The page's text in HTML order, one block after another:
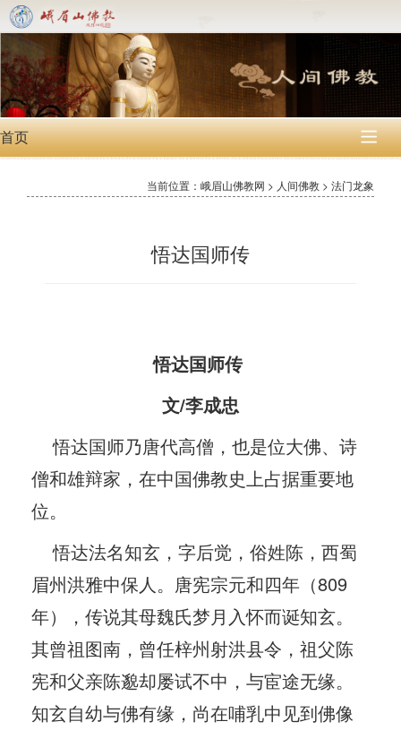
首页 
当前位置：峨眉山佛教网 > 人间佛教 > 法门龙象
悟达国师传
悟达国师传
文/李成忠
悟达国师乃唐代高僧，也是位大佛、诗
僧和雄辩家，在中国佛教史上占据重要地
位。
悟达法名知玄，字后觉，俗姓陈，西蜀
眉州洪雅中保人。唐宪宗元和四年（809
年），传说其母魏氏梦月入怀而诞知玄。
其曾祖图南，曾任梓州射洪县令，祖父陈
宪和父亲陈邈却屡试不中，与宦途无缘。
知玄自幼与佛有缘，尚在哺乳中见到佛像